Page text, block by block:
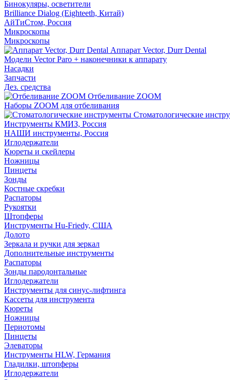
Бинокуляры, осветители
Brilliance Dialog (Eighteeth, Китай)
АйТиСтом, Россия
Микроскопы
Микроскопы
Аппарат Vector, Durr Dental
Модели Vector Paro + наконечники к аппарату
Насадки
Запчасти
Дез. средства
Отбеливание ZOOM
Наборы ZOOM для отбеливания
Стоматологические
Инструменты КМИЗ, Россия
НАШИ инструменты, Россия
Иглодержатели
Кюреты и скейлеры
Ножницы
Пинцеты
Зонды
Костные скребки
Распаторы
Рукоятки
Штопферы
Инструменты Hu-Friedy, США
Долото
Зеркала и ручки для зеркал
Дополнительные инструменты
Распаторы
Зонды пародонтальные
Иглодержатели
Инструменты для синус-лифтинга
Кассеты для инструмента
Кюреты
Ножницы
Периотомы
Пинцеты
Элеваторы
Инструменты HLW, Германия
Гладилки, штопферы
Иглодержатели